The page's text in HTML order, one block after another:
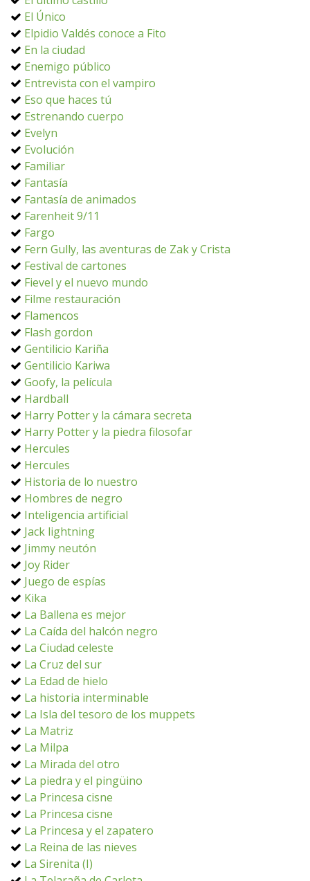
El Único
Elpidio Valdés conoce a Fito
En la ciudad
Enemigo público
Entrevista con el vampiro
Eso que haces tú
Estrenando cuerpo
Evelyn
Evolución
Familiar
Fantasía
Fantasía de animados
Farenheit 9/11
Fargo
Fern Gully, las aventuras de Zak y Crista
Festival de cartones
Fievel y el nuevo mundo
Filme restauración
Flamencos
Flash gordon
Gentilicio Kariña
Gentilicio Kariwa
Goofy, la película
Hardball
Harry Potter y la cámara secreta
Harry Potter y la piedra filosofar
Hercules
Hercules
Historia de lo nuestro
Hombres de negro
Inteligencia artificial
Jack lightning
Jimmy neutón
Joy Rider
Juego de espías
Kika
La Ballena es mejor
La Caída del halcón negro
La Ciudad celeste
La Cruz del sur
La Edad de hielo
La historia interminable
La Isla del tesoro de los muppets
La Matriz
La Milpa
La Mirada del otro
La piedra y el pingüino
La Princesa cisne
La Princesa cisne
La Princesa y el zapatero
La Reina de las nieves
La Sirenita (I)